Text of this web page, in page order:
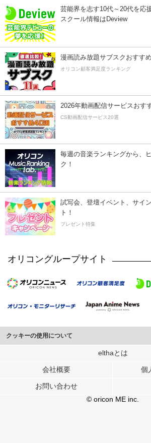
芸能界を志す10代～20代を応
スクール情報はDeview
漫画読み放題サブスクおすす
オリコン顧客満足度ランキング
2026年動画配信サービスおす
CS動画配信サービス20選
毎週の音楽ランキングから、
ク！
試写会、登壇イベント、サイ
ト！
プレゼント特集
オリコングループサイト
クッキーの使用について
このサイトでは Cookie を使用して、ユーザーに合わ
行っています。
メディアや広告配信、データ解析の各パートナーに提
各パートナーは、この情報とユーザーが各パートナ
ユーザーが各パートナーのサービスを使用したとき
elthaとは
会社概要 個
お問い合わせ
© oricon ME inc.